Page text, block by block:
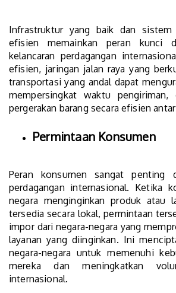
Infrastruktur yang baik dan sistem
efisien memainkan peran kunci
kelancaran perdagangan
efisien, jaringan jalan raya yang
transportasi yang andal dapat
mempersingkat waktu pengiriman,
pergerakan barang secara efisien
Permintaan Konsumen
Peran konsumen sangat penting
perdagangan internasional. Ketika
negara menginginkan produk atau
tersedia secara lokal, permintaan
impor dari negara-negara yang
layanan yang diinginkan. Ini
negara-negara untuk memenuhi
mereka dan meningkatkan
internasional.